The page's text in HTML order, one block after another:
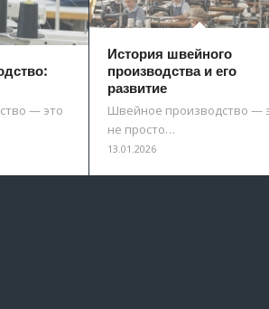
— это
История швейного
производства и его
развитие
Швейное производство —
не просто…
13.01.2026